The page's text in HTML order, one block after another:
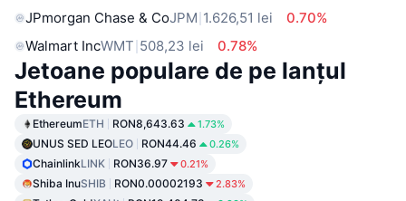
JPmorgan Chase & CoJPM 1.626,51 lei
0.70%
Walmart IncWMT 508,23 lei 0.78%
Jetoane populare de pe lanțul
Ethereum
EthereumETH RON8,643.63 1.73%
UNUS SED LEOLEO RON44.46 0.26%
ChainlinkLINK RON36.97 0.21%
Shiba InuSHIB RON0.00002193 2.83%